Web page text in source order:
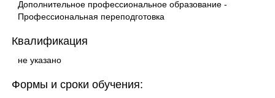
Дополнительное профессиональное образование -
Профессиональная переподготовка
Квалификация
не указано
Формы и сроки обучения: